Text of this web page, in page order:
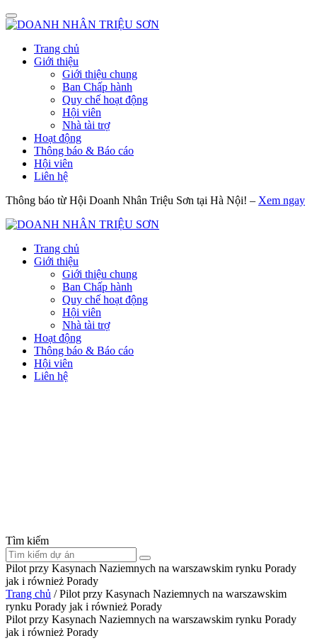
Trang chủ
Giới thiệu
Giới thiệu chung
Ban Chấp hành
Quy chế hoạt động
Hội viên
Nhà tài trợ
Hoạt động
Thông báo & Báo cáo
Hội viên
Liên hệ
Thông báo từ Hội Doanh Nhân Triệu Sơn tại Hà Nội! – Xem ngay
Trang chủ
Giới thiệu
Giới thiệu chung
Ban Chấp hành
Quy chế hoạt động
Hội viên
Nhà tài trợ
Hoạt động
Thông báo & Báo cáo
Hội viên
Liên hệ
Tìm kiếm
Pilot przy Kasynach Naziemnych na warszawskim rynku Porady
jak i również Porady
Trang chủ /Pilot przy Kasynach Naziemnych na warszawskim
rynku Porady jak i również Porady
Pilot przy Kasynach Naziemnych na warszawskim rynku Porady
jak i również Porady